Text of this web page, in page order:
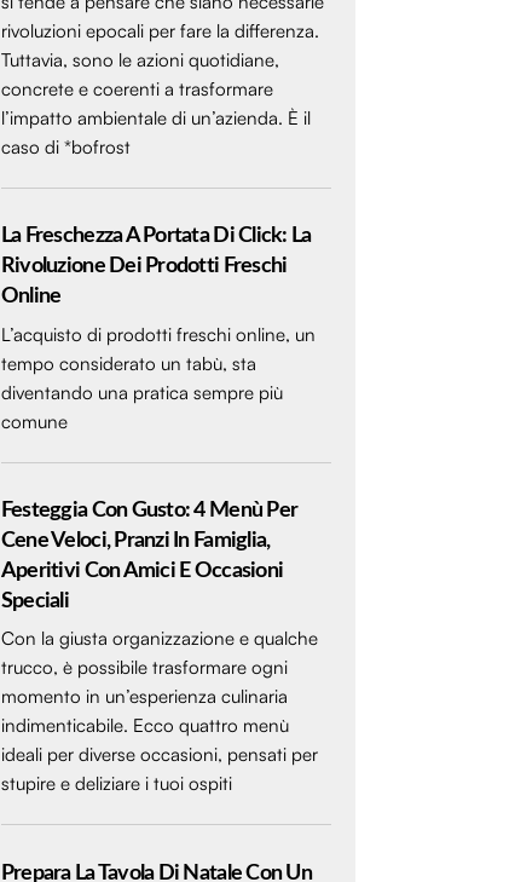
rivoluzioni epocali per fare la differenza.
Tuttavia, sono le azioni quotidiane,
concrete e coerenti a trasformare
l’impatto ambientale di un’azienda. È il
caso di *bofrost
La Freschezza A Portata Di Click: La
Rivoluzione Dei Prodotti Freschi
Online
L’acquisto di prodotti freschi online, un
tempo considerato un tabù, sta
diventando una pratica sempre più
comune
Festeggia Con Gusto: 4 Menù Per
Cene Veloci, Pranzi In Famiglia,
Aperitivi Con Amici E Occasioni
Speciali
Con la giusta organizzazione e qualche
trucco, è possibile trasformare ogni
momento in un’esperienza culinaria
indimenticabile. Ecco quattro menù
ideali per diverse occasioni, pensati per
stupire e deliziare i tuoi ospiti
Prepara La Tavola Di Natale Con Un